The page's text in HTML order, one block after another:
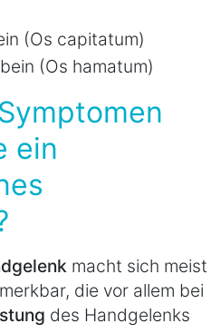
(Os capitatum)
(Os hamatum)
ein
macht sich meist
die vor allem bei
des Handgelenks